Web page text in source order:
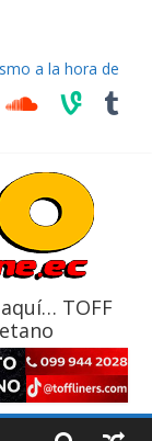
a la hora de
en escena a
7 provincias en 8
las rutas de La
TOFF